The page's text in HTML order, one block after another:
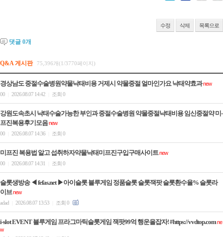
수정 삭제 목록으로
댓글 0개
Q&A 게시판 75,396개(1/3770페이지)
경상남도 중절수술병원약물낙태비용 거제시 약물중절 얼마인가요 낙­태약효과new
00
2026.08.07 14:42 조회 0
강원도속초시 낙태수술가능한 부인과 중절수술병원 약물중절낙태비용 임신중절약 미­
프진복용후기모음new
00
2026.08.07 14:36 조회 0
미프진 복용법 알고 섭취하자약물낙태미프진구입구매사이트new
00
2026.08.07 14:31 조회 0
슬롯생방송 ◀ fefas.net ▶아이슬롯 블루게임 정품슬롯 슬롯잭팟 슬롯환수율% 슬롯라
이브new
adad
2026.08.07 13:53 조회 0
i-slot EVENT 블루게임 프라그마틱슬롯게임 잭팟99억 행운을잡자! #https://vvdtop.comne
w